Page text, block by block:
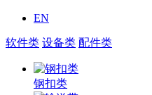
EN
软件类 设备类 配件类
钢扣类